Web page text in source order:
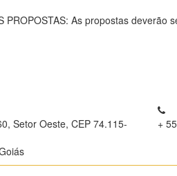
PROPOSTAS: As propostas
Setor Oeste, CEP 74.115-
+